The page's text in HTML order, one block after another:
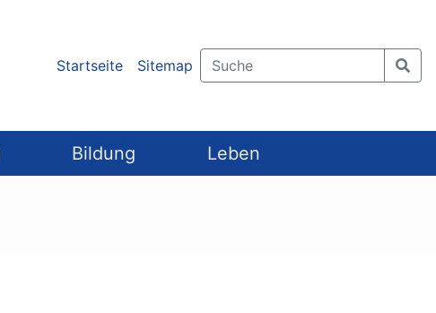
Startseite Sitemap
Bildung Leben